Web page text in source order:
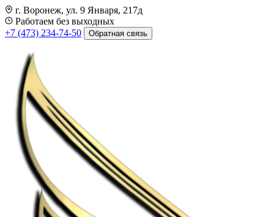
г. Воронеж, ул. 9 Января, 217д
Работаем без выходных
+7 (473) 234-74-50
Обратная связь